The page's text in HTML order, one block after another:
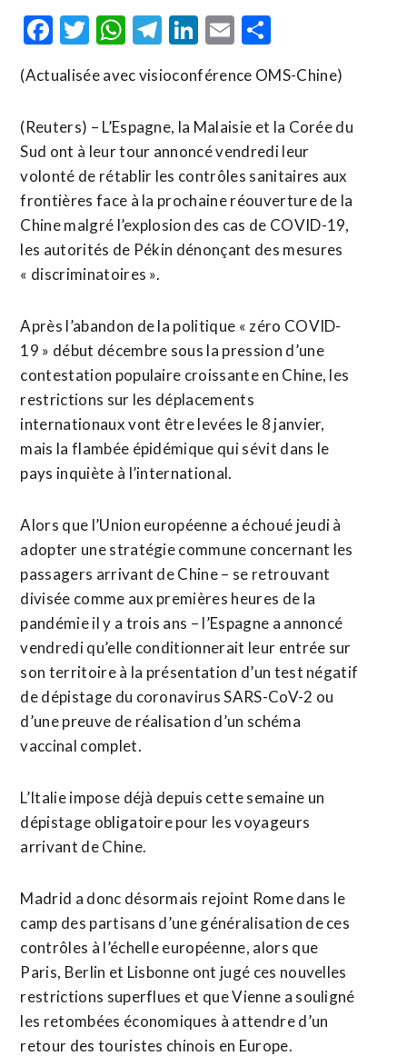
Facebook
Twitter
WhatsApp
Telegram
LinkedIn
Email
(Actualisée avec visioconférence OMS-Chine)
(Reuters) – L’Espagne, la Malaisie et la Corée du
Sud ont à leur tour annoncé vendredi leur
volonté de rétablir les contrôles sanitaires aux
frontières face à la prochaine réouverture de la
Chine malgré l’explosion des cas de COVID-19,
les autorités de Pékin dénonçant des mesures
« discriminatoires ».
Après l’abandon de la politique « zéro COVID-
19 » début décembre sous la pression d’une
contestation populaire croissante en Chine, les
restrictions sur les déplacements
internationaux vont être levées le 8 janvier,
mais la flambée épidémique qui sévit dans le
pays inquiète à l’international.
Alors que l’Union européenne a échoué jeudi à
adopter une stratégie commune concernant les
passagers arrivant de Chine – se retrouvant
divisée comme aux premières heures de la
pandémie il y a trois ans – l’Espagne a annoncé
vendredi qu’elle conditionnerait leur entrée sur
son territoire à la présentation d’un test négatif
de dépistage du coronavirus SARS-CoV-2 ou
d’une preuve de réalisation d’un schéma
vaccinal complet.
L’Italie impose déjà depuis cette semaine un
dépistage obligatoire pour les voyageurs
arrivant de Chine.
Madrid a donc désormais rejoint Rome dans le
camp des partisans d’une généralisation de ces
contrôles à l’échelle européenne, alors que
Paris, Berlin et Lisbonne ont jugé ces nouvelles
restrictions superflues et que Vienne a souligné
les retombées économiques à attendre d’un
retour des touristes chinois en Europe.